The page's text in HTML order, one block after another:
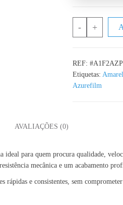
- +
REF:
Etiquetas:
Azurefilm
AVALIAÇÕES (0)
ideal para quem procura qualidade,
mecânica e um acabamento
rápidas e consistentes, sem